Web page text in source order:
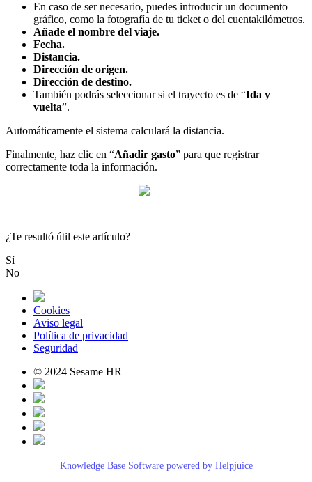
En caso de ser necesario, puedes introducir un documento
gráfico, como la fotografía de tu ticket o del cuentakilómetros.
Añade el nombre del viaje.
Fecha.
Distancia.
Dirección de origen.
Dirección de destino.
También podrás seleccionar si el trayecto es de “Ida y
vuelta”.
Automáticamente el sistema calculará la distancia.
Finalmente, haz clic en “Añadir gasto” para que registrar
correctamente toda la información.
¿Te resultó útil este artículo?
Sí
No
Cookies
Aviso legal
Política de privacidad
Seguridad
© 2024 Sesame HR
Knowledge Base Software powered by Helpjuice